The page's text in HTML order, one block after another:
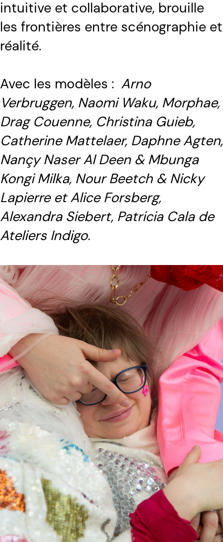
intuitive et collaborative, brouille
les frontières entre scénographie et
réalité.
Avec les modèles : Arno
Verbruggen, Naomi Waku, Morphae,
Drag Couenne, Christina Guieb,
Catherine Mattelaer, Daphne Agten,
Nançy Naser Al Deen & Mbunga
Kongi Milka, Nour Beetch & Nicky
Lapierre et Alice Forsberg,
Alexandra Siebert, Patricia Cala de
Ateliers Indigo.